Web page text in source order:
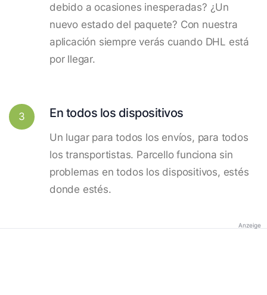
debido a ocasiones inesperadas? ¿Un
nuevo estado del paquete? Con nuestra
aplicación siempre verás cuando DHL está
por llegar.
3 En todos los dispositivos
Un lugar para todos los envíos, para todos
los transportistas. Parcello funciona sin
problemas en todos los dispositivos, estés
donde estés.
Anzeige